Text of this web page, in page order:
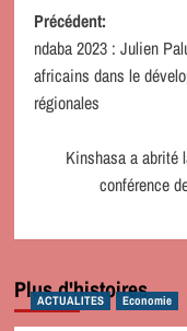
Navigation
d’article
Précédent:
ndaba 2023 : Julien
africains dans le
régionales
Kinshasa a abrité
conférence
Plus d'histoires
ACTUALITES Economie